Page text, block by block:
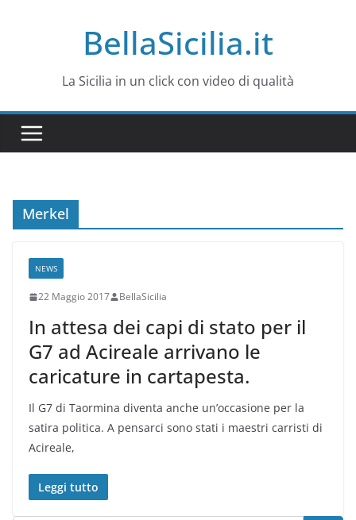
BellaSicilia.it
La Sicilia in un click con video di qualità
Merkel
NEWS
22 Maggio 2017 BellaSicilia
In attesa dei capi di stato per il
G7 ad Acireale arrivano le
caricature in cartapesta.
Il G7 di Taormina diventa anche un’occasione per la
satira politica. A pensarci sono stati i maestri carristi di
Acireale,
Leggi tutto